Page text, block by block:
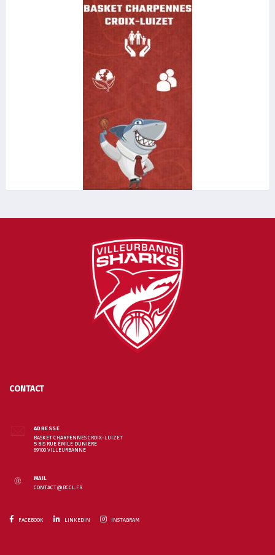
CONTACT
ADRESSE
BASKET CHARPENNES CROIX-LUIZET
5 BIS RUE ÉMILE DUNIÈRE
69100 VILLEURBANNE
MAIL
CONTACT@BCCL.FR
FACEBOOK LINKEDIN INSTAGRAM